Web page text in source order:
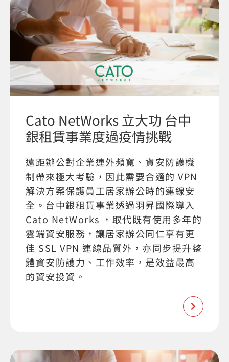
Cato NetWorks 立大功 台中
銀租賃事業度過疫情挑戰
遠距辦公對企業連外頻寬、資安防護機
制帶來極大考驗，因此需要合適的 VPN
解決方案保護員工居家辦公時的連線安
全。台中銀租賃事業透過羽昇國際導入
Cato NetWorks ，取代既有使用多年的
雲端資安服務，讓居家辦公同仁享有更
佳 SSL VPN 連線品質外，亦同步提升整
體資安防護力、工作效率，是效益最高
的資安投資。